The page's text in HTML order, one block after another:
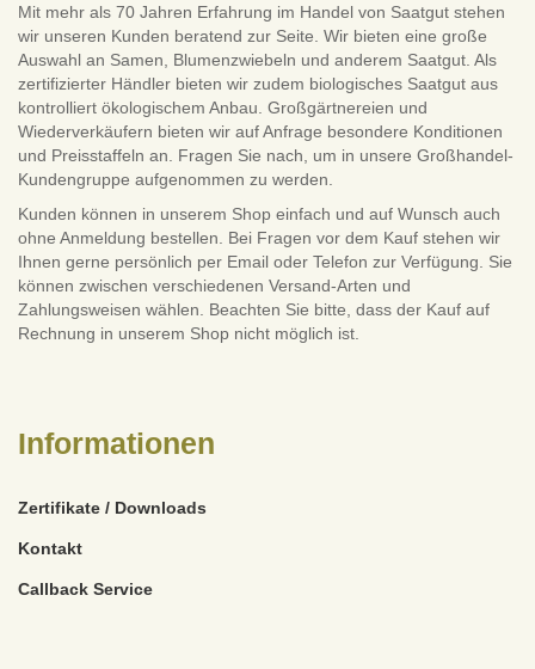
Mit mehr als 70 Jahren Erfahrung im Handel von Saatgut stehen
wir unseren Kunden beratend zur Seite. Wir bieten eine große
Auswahl an Samen, Blumenzwiebeln und anderem Saatgut. Als
zertifizierter Händler bieten wir zudem biologisches Saatgut aus
kontrolliert ökologischem Anbau. Großgärtnereien und
Wiederverkäufern bieten wir auf Anfrage besondere Konditionen
und Preisstaffeln an. Fragen Sie nach, um in unsere Großhandel-
Kundengruppe aufgenommen zu werden.
Kunden können in unserem Shop einfach und auf Wunsch auch
ohne Anmeldung bestellen. Bei Fragen vor dem Kauf stehen wir
Ihnen gerne persönlich per Email oder Telefon zur Verfügung. Sie
können zwischen verschiedenen Versand-Arten und
Zahlungsweisen wählen. Beachten Sie bitte, dass der Kauf auf
Rechnung in unserem Shop nicht möglich ist.
Informationen
Zertifikate / Downloads
Kontakt
Callback Service